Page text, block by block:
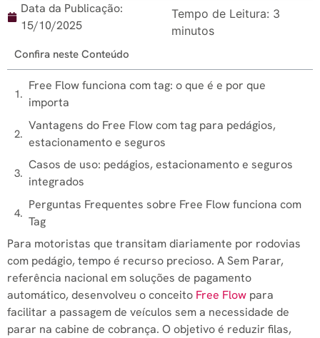
Data da Publicação:
15/10/2025
Tempo de Leitura: 3
minutos
Confira neste Conteúdo
Free Flow funciona com tag: o que é e por que
importa
Vantagens do Free Flow com tag para pedágios,
estacionamento e seguros
Casos de uso: pedágios, estacionamento e seguros
integrados
Perguntas Frequentes sobre Free Flow funciona com
Tag
Para motoristas que transitam diariamente por rodovias
com pedágio, tempo é recurso precioso. A Sem Parar,
referência nacional em soluções de pagamento
automático, desenvolveu o conceito Free Flow para
facilitar a passagem de veículos sem a necessidade de
parar na cabine de cobrança. O objetivo é reduzir filas,